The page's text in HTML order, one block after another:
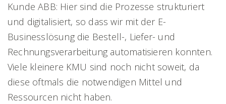
Kunde ABB: Hier sind die Prozesse strukturiert
und digitalisiert, so dass wir mit der E-
Businesslösung die Bestell-, Liefer- und
Rechnungsverarbeitung automatisieren konnten.
Viele kleinere KMU sind noch nicht soweit, da
diese oftmals die notwendigen Mittel und
Ressourcen nicht haben.